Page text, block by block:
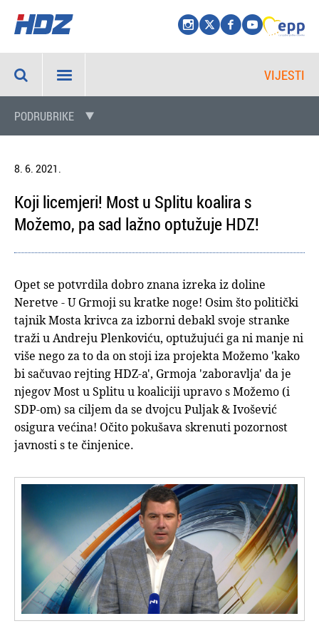
VIJESTI
PODRUBRIKE
8. 6. 2021.
Koji licemjeri! Most u Splitu koalira s
Možemo, pa sad lažno optužuje HDZ!
Opet se potvrdila dobro znana izreka iz doline
Neretve - U Grmoji su kratke noge! Osim što politički
tajnik Mosta krivca za izborni debakl svoje stranke
traži u Andreju Plenkoviću, optužujući ga ni manje ni
više nego za to da on stoji iza projekta Možemo 'kako
bi sačuvao rejting HDZ-a', Grmoja 'zaboravlja' da je
njegov Most u Splitu u koaliciji upravo s Možemo (i
SDP-om) sa ciljem da se dvojcu Puljak & Ivošević
osigura većina! Očito pokušava skrenuti pozornost
javnosti s te činjenice.